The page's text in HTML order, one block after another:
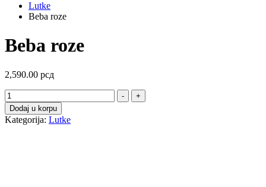
Lutke
Beba roze
Beba roze
2,590.00 рсд
Beba
roze
količina
-
+
Dodaj u korpu
Kategorija: Lutke